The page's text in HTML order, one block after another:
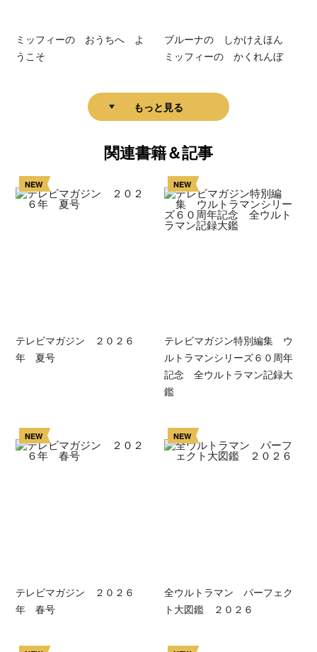
ミッフィーの おうちへ よ
うこそ
ブルーナの しかけえほん
ミッフィーの かくれんぼ
もっと見る
関連書籍＆記事
NEW
テレビマガジン ２０２６
年 夏号
NEW
テレビマガジン特別編集 ウ
ルトラマンシリーズ６０周年
記念 全ウルトラマン記録大
鑑
NEW
テレビマガジン ２０２６
年 春号
NEW
全ウルトラマン パーフェク
ト大図鑑 ２０２６